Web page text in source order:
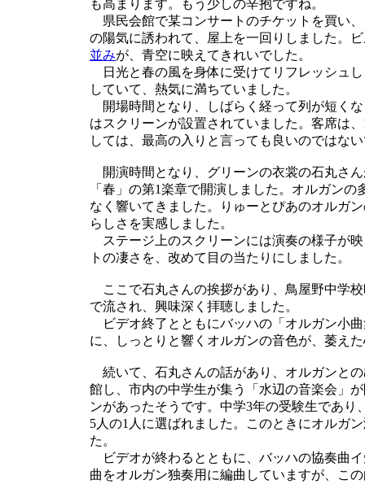
も高まります。もう少しの辛抱ですね。
県民会館で某コンサートのチケットを買い
の陽気に誘われて、屋上を一回りしました。
並みが、青空に映えてきれいでした。
日光と春の風を身体に受けてリフレッシュ
していて、熱気に満ちていました。
開場時間となり、しばらく経って列が短く
はスクリーンが設置されていました。客席は
しては、最高の入りと言っても良いのではな
開演時間となり、グリーンの衣裳の石丸さ
「春」の第1楽章で開演しました。オルガン
なく響いてきました。りゅーとぴあのオルガ
らしさを実感しました。
ステージ上のスクリーンには演奏の様子が
トの凄さを、改めて目の当たりにしました。
ここで石丸さんの挨拶があり、鳥屋野中学
で流され、興味深く拝聴しました。
ビデオ終了とともにバッハの「オルガン小
に、しっとりと響くオルガンの音色が、萎え
続いて、石丸さんの話があり、オルガンと
館し、市内の中学生が集う「水辺の音楽会」
ンがあったそうです。中学3年の受験生であ
5人の1人に選ばれました。このときにオルガ
た。
ビデオが終わるとともに、バッハの協奏曲
曲をオルガン独奏用に編曲していますが、こ